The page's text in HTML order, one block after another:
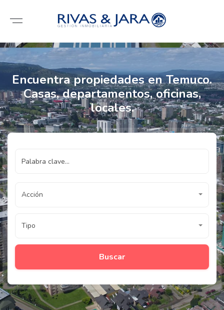
Encuentra propiedades en Temuco.
Casas, departamentos, oficinas,
locales.
Acción
Tipo
Buscar